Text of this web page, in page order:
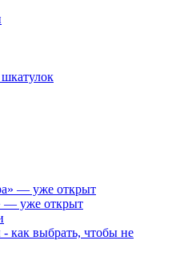
— уже открыт
как выбрать, чтобы не